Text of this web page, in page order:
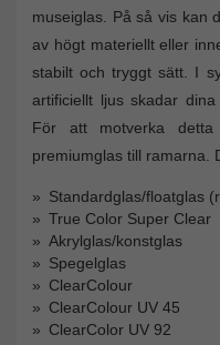
museiglas. På så vis kan
av högt materiellt eller
stabilt och tryggt sätt. I
artificiellt ljus skadar
För att motverka
premiumglas till ramarna.
Standardglas/floatglas
True Color Super Clear
Akrylglas/konstglas
Spegelglas
ClearColour
ClearColour UV 45
ClearColor UV 92